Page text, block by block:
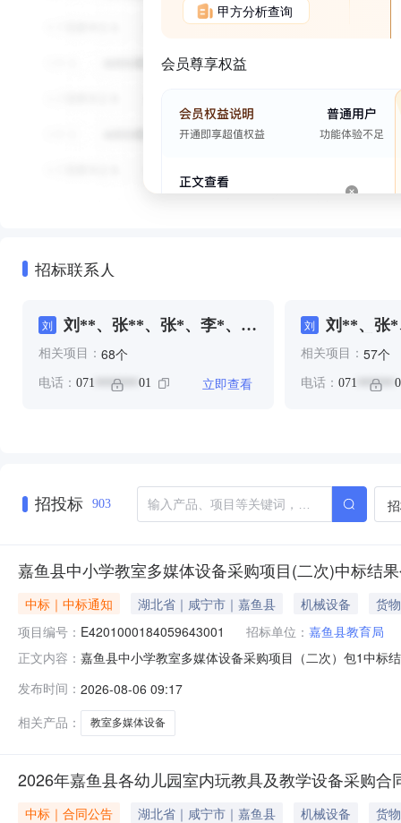
甲方分析查询
会员尊享权益
招标联系人
刘
刘**、张**、张*、李*、来
相关项目： 68个
电话： 071 ******* 01 立即查看
刘
刘**、张
相关项目： 57个
电话： 071 ******
招投标 903
嘉鱼县中小学教室多媒体设备采购项目(二次)中标结
中标｜中标通知 湖北省｜咸宁市｜嘉鱼县 机械设备
货物
项目编号： E4201000184059643001 招标单位： 嘉鱼县教育局
正文内容： 嘉鱼县中小学教室多媒体设备采购项目（二次）包1中标
名称：嘉鱼县中小学教室多媒体设备采购项目（二次）
发布时间： 2026-08-06 09:17
相关产品：
教室多媒体设备
2026年嘉鱼县各幼儿园室内玩教具及教学设备采购合
中标｜合同公告 湖北省｜咸宁市｜嘉鱼县 机械设备
货物